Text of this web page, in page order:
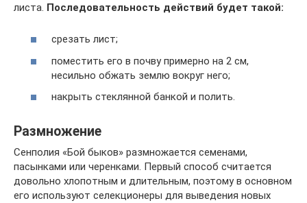
листа. Последовательность действий будет такой:
срезать лист;
поместить его в почву примерно на 2 см,
несильно обжать землю вокруг него;
накрыть стеклянной банкой и полить.
Размножение
Сенполия «Бой быков» размножается семенами,
пасынками или черенками. Первый способ считается
довольно хлопотным и длительным, поэтому в основном
его используют селекционеры для выведения новых